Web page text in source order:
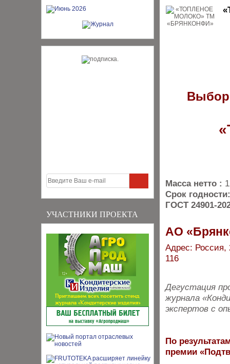
УЧАСТНИКИ ПРОЕКТА
Выбор
Масса нетто :
Срок
ГОСТ 24901-
АО
Адрес: Россия,
116
Дегустация
журнала
экспертов с
По
премии